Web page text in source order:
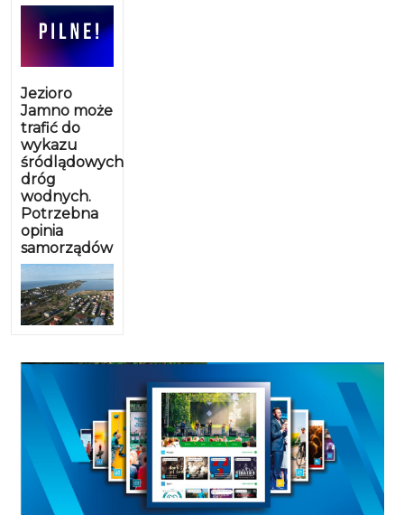
Jezioro
Jamno może
trafić do
wykazu
śródlądowych
dróg
wodnych.
Potrzebna
opinia
samorządów